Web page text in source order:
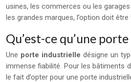
usines, les commerces ou les
les grandes marques, l’option doit
Qu’est-ce qu’une
Une porte industrielle désigne un
immense fiabilité. Pour les bâtiments
le fait d’opter pour une porte